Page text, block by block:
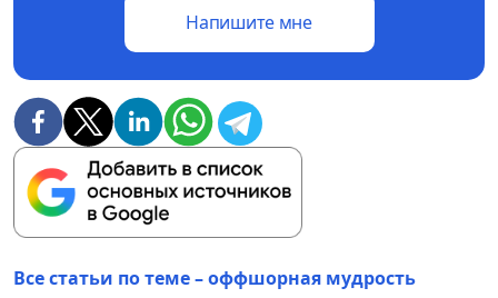
Напишите мне
Все статьи по теме – оффшорная мудрость